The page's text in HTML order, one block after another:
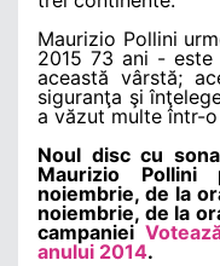
Maurizio Pollini
2015 73 ani -
această vârstă;
siguranţa şi
a văzut multe într-
Noul disc cu
Maurizio
noiembrie, de la
noiembrie, de la
campaniei
anului 2014.